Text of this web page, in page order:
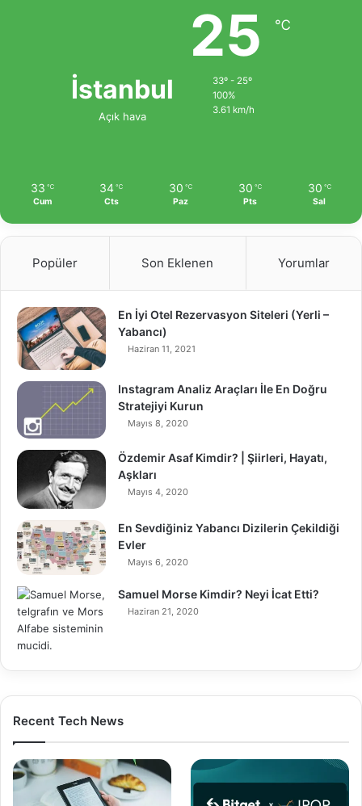
İstanbul
Açık hava
25 ℃
33º - 25º
100%
3.61 km/h
33 ℃
Cum
34 ℃
Cts
30 ℃
Paz
30 ℃
Pts
30 ℃
Sal
Popüler Son Eklenen Yorumlar
En İyi Otel Rezervasyon Siteleri (Yerli –
Yabancı)
Haziran 11, 2021
Instagram Analiz Araçları İle En Doğru
Stratejiyi Kurun
Mayıs 8, 2020
Özdemir Asaf Kimdir? | Şiirleri, Hayatı,
Aşkları
Mayıs 4, 2020
En Sevdiğiniz Yabancı Dizilerin Çekildiği
Evler
Mayıs 6, 2020
Samuel Morse Kimdir? Neyi İcat Etti?
Haziran 21, 2020
Recent Tech News